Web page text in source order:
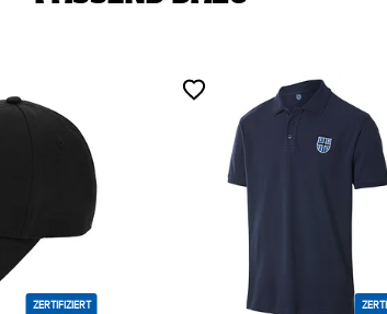
ZERTIFIZIERT